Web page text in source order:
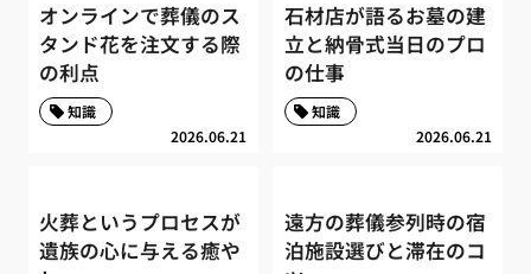
オンラインで葬儀のス
タンド花を注文する際
の利点
2026.06.21
知識
石材店が語るお墓の建
立と納骨式当日のプロ
の仕事
2026.06.21
知識
火葬というプロセスが
遺族の心に与える癒や
遠方の葬儀参列時の宿
泊施設選びと滞在のコ